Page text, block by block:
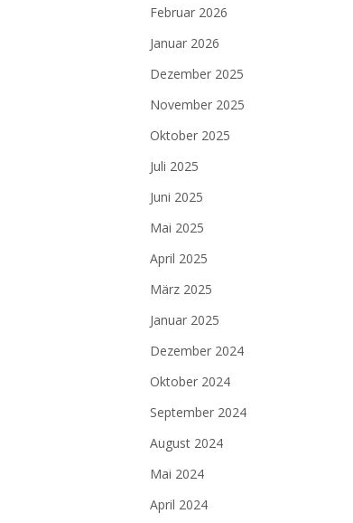
Februar 2026
Januar 2026
Dezember 2025
November 2025
Oktober 2025
Juli 2025
Juni 2025
Mai 2025
April 2025
März 2025
Januar 2025
Dezember 2024
Oktober 2024
September 2024
August 2024
Mai 2024
April 2024